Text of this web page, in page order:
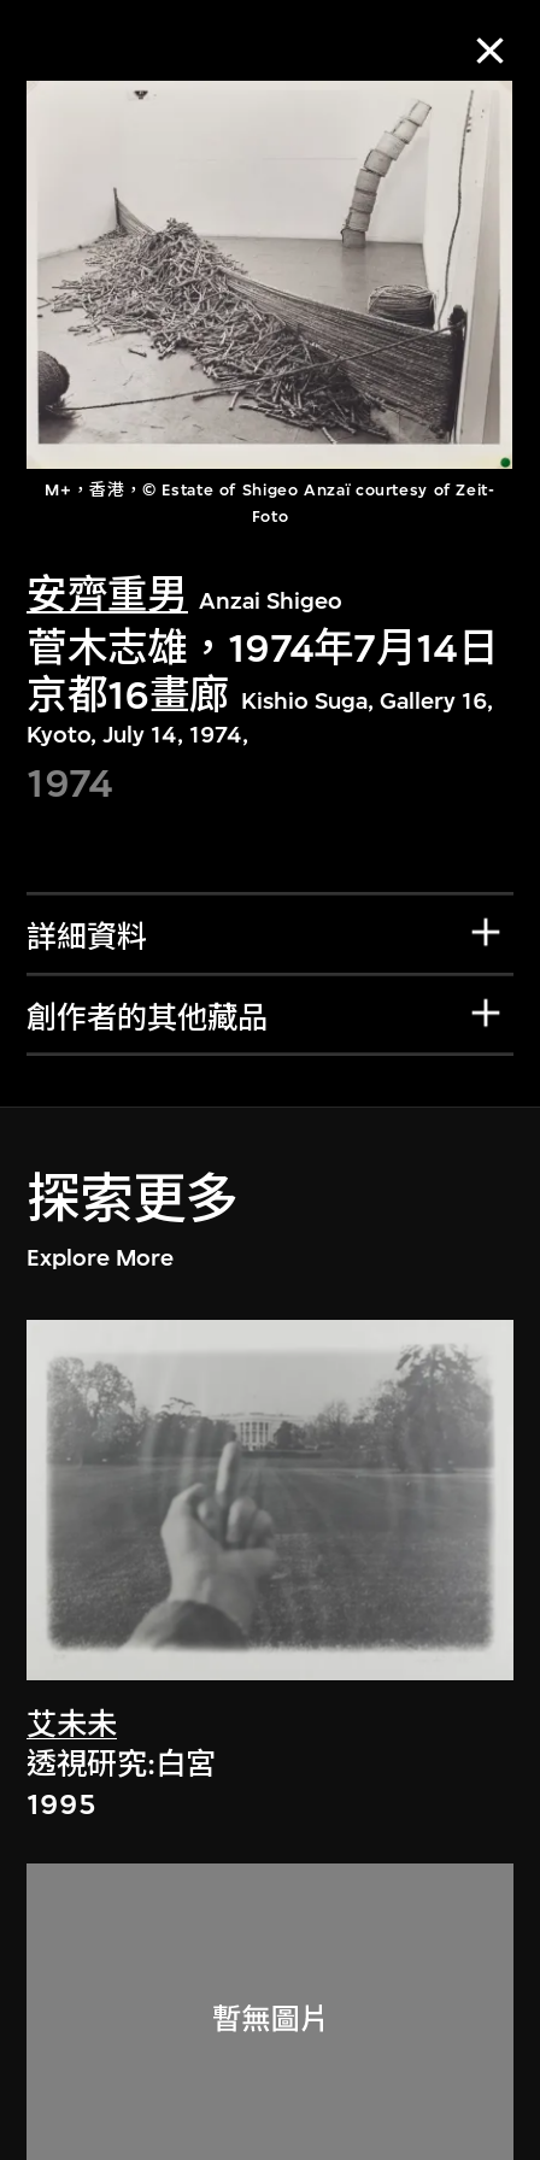
M+，香港，© Estate of Shigeo Anzaï courtesy of Zeit-
Foto
安齊重男 Anzai Shigeo
菅木志雄，1974年7月14日
京都16畫廊 Kishio Suga, Gallery 16,
Kyoto, July 14, 1974,
1974
詳細資料
創作者的其他藏品
探索更多
Explore More
艾未未
透視研究:白宮
1995
進一步篩選 搜索
關於M+藏品
探索世界頂級的二十及二十一世紀視覺
文化藏品。